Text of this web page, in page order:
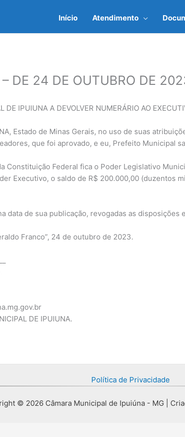
Início Atendimento
DE 24 DE OUTUBRO DE
DE IPUIUNA A DEVOLVER NUMERÁRIO AO
Estado de Minas Gerais, no uso de suas
que foi aprovado, e eu, Prefeito Municipal
Constituição Federal fica o Poder Legislativo
Executivo, o saldo de R$ 200.000,00 (duzentos
data de sua publicação, revogadas as disposições
Franco”, 24 de outubro de 2023.
DE IPUIUNA.
Política de Privacidade
© 2026 Câmara Municipal de Ipuiúna - MG |